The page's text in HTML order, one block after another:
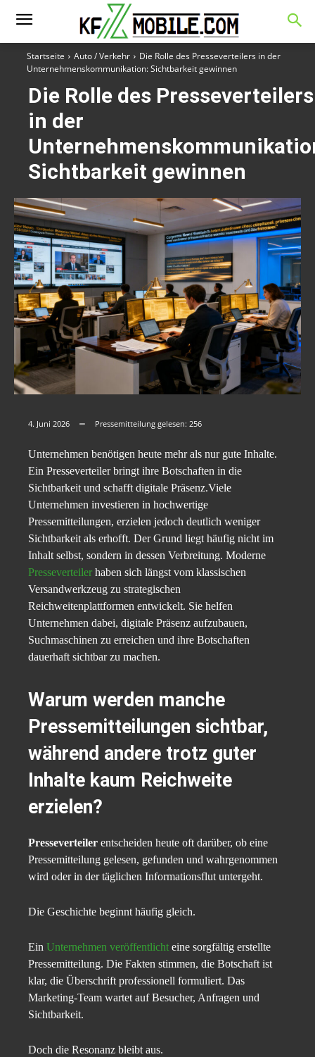
Startseite Auto / Verkehr
Die Rolle des Presseverteilers in der
Unternehmenskommunikation: Sichtbarkeit gewinnen
Die Rolle des Presseverteilers
in der
Sichtbarkeit gewinnen
4. Juni 2026 Pressemitteilung gelesen: 256
Unternehmen benötigen heute mehr als nur gute Inhalte.
Ein Presseverteiler bringt ihre Botschaften in die
Sichtbarkeit und schafft digitale Präsenz.Viele
Unternehmen investieren in hochwertige
Pressemitteilungen, erzielen jedoch deutlich weniger
Sichtbarkeit als erhofft. Der Grund liegt häufig nicht im
Inhalt selbst, sondern in dessen Verbreitung. Moderne
Presseverteiler haben sich längst vom klassischen
Versandwerkzeug zu strategischen
Reichweitenplattformen entwickelt. Sie helfen
Unternehmen dabei, digitale Präsenz aufzubauen,
Suchmaschinen zu erreichen und ihre Botschaften
dauerhaft sichtbar zu machen.
Warum werden manche
Pressemitteilungen sichtbar,
während andere trotz guter
Inhalte kaum Reichweite
erzielen?
Presseverteiler entscheiden heute oft darüber, ob eine
Pressemitteilung gelesen, gefunden und wahrgenommen
wird oder in der täglichen Informationsflut untergeht.
Die Geschichte beginnt häufig gleich.
Ein Unternehmen veröffentlicht eine sorgfältig erstellte
Pressemitteilung. Die Fakten stimmen, die Botschaft ist
klar, die Überschrift professionell formuliert. Das
Marketing-Team wartet auf Besucher, Anfragen und
Sichtbarkeit.
Doch die Resonanz bleibt aus.